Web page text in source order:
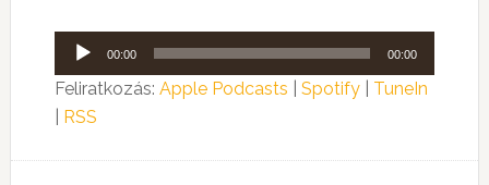
Audió
lejátszó
00:00 00:00
Feliratkozás: Apple Podcasts Spotify| TuneIn
RSS